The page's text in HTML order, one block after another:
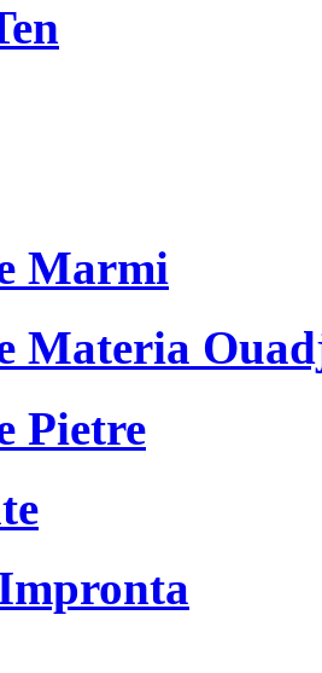
Marmi
Materia
Pietre